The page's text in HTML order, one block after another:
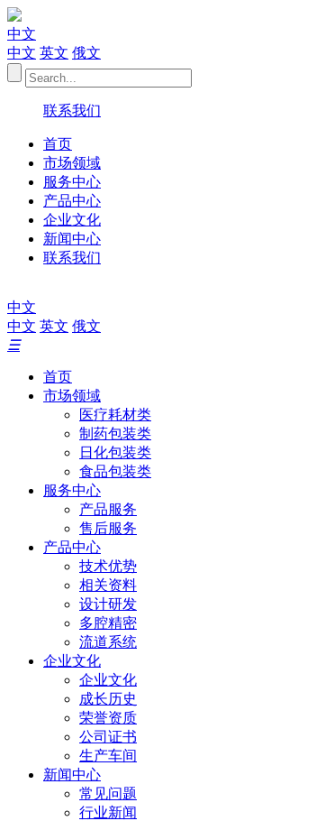
中文
中文 英文 俄文
联系我们
首页
市场领域
服务中心
产品中心
企业文化
新闻中心
联系我们
中文
中文 英文 俄文
☰
首页
市场领域
医疗耗材类
制药包装类
日化包装类
食品包装类
服务中心
产品服务
售后服务
产品中心
技术优势
相关资料
设计研发
多腔精密
流道系统
企业文化
企业文化
成长历史
荣誉资质
公司证书
生产车间
新闻中心
常见问题
行业新闻